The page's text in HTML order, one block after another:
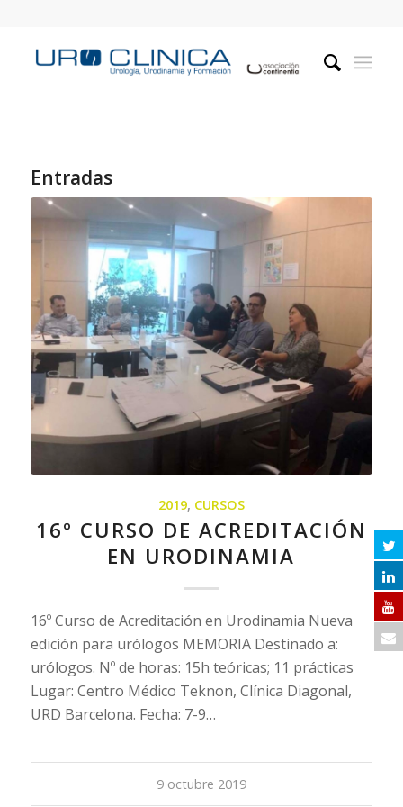
Entradas
2019, CURSOS
16º CURSO DE ACREDITACIÓN
EN URODINAMIA
16º Curso de Acreditación en Urodinamia Nueva
edición para urólogos MEMORIA Destinado a:
urólogos. Nº de horas: 15h teóricas; 11 prácticas
Lugar: Centro Médico Teknon, Clínica Diagonal,
URD Barcelona. Fecha: 7-9…
9 octubre 2019